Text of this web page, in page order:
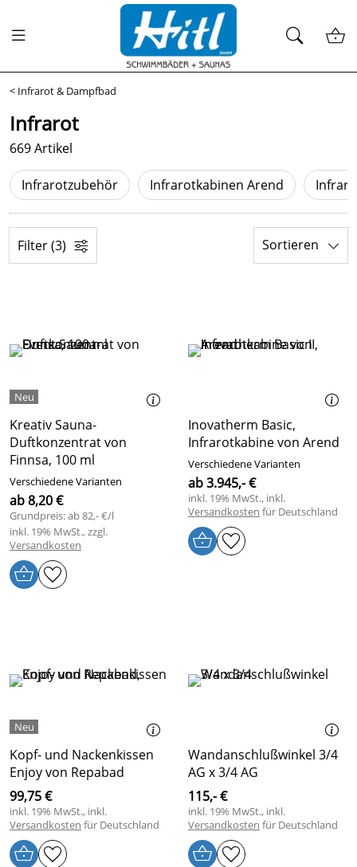
< Infrarot & Dampfbad
Infrarot
669 Artikel
Infrarotzubehör Infrarotkabinen Arend
Filter (3) Sortieren
Kreativ Sauna-
Duftkonzentrat von
Finnsa, 100 ml
Verschiedene Varianten
ab 8,20 €
Grundpreis: ab 82,- €/l
inkl. 19% MwSt., zzgl.
Versandkosten
Inovatherm Basic,
Infrarotkabine von Arend
Verschiedene Varianten
ab 3.945,- €
inkl. 19% MwSt., inkl.
Versandkosten für Deutschland
Kopf- und Nackenkissen
Enjoy von Repabad
99,75 €
inkl. 19% MwSt., inkl.
Versandkosten für Deutschland
Wandanschlußwinkel 3/4
AG x 3/4 AG
115,- €
inkl. 19% MwSt., inkl.
Versandkosten für Deutschland